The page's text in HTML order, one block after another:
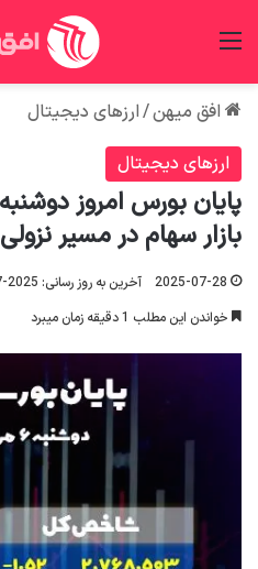
افق میهن/ارزهای دیجیتال
ارزهای دیجیتال
بازار سهام در مسیر نزولی
2025-07-28 آخرین به روز رسانی: 2025-07-28
خواندن این مطلب 1 دقیقه زمان میبرد